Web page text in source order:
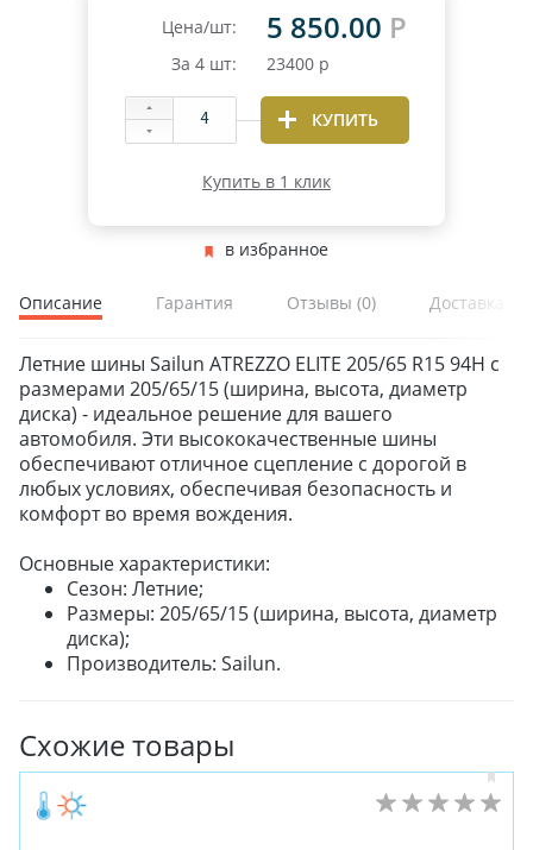
Цена/шт: 5 850.00 Р
За 4 шт: 23400 р
КУПИТЬ
Купить в 1 клик
в избранное
Описание Гарантия Отзывы (0) Доставка и
Летние шины Sailun ATREZZO ELITE 205/65 R15 94H с
размерами 205/65/15 (ширина, высота, диаметр
диска) - идеальное решение для вашего
автомобиля. Эти высококачественные шины
обеспечивают отличное сцепление с дорогой в
любых условиях, обеспечивая безопасность и
комфорт во время вождения.
Основные характеристики:
Сезон: Летние;
Размеры: 205/65/15 (ширина, высота, диаметр
диска);
Производитель: Sailun.
Схожие товары